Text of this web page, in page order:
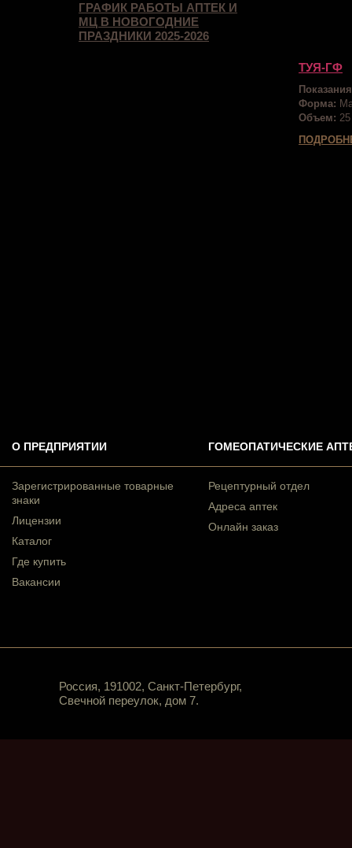
ТУЯ-ГФ
Форма:
Объем:
ГРАФИК РАБОТЫ АПТЕК И
МЦ В НОВОГОДНИЕ
ПРАЗДНИКИ 2025-2026
О ПРЕДПРИЯТИИ
Зарегистрированные товарные
знаки
Лицензии
Каталог
Где купить
Вакансии
ГОМЕОПАТИЧЕСКИЕ
Рецептурный отдел
Адреса аптек
Онлайн заказ
Россия, 191002, Санкт-Петербург,
Свечной переулок, дом 7.